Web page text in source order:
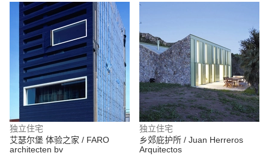
独立住宅
艾瑟尔堡 体验之家 / FARO
architecten bv
独立住宅
乡郊庇护所 / Juan Herreros
Arquitectos